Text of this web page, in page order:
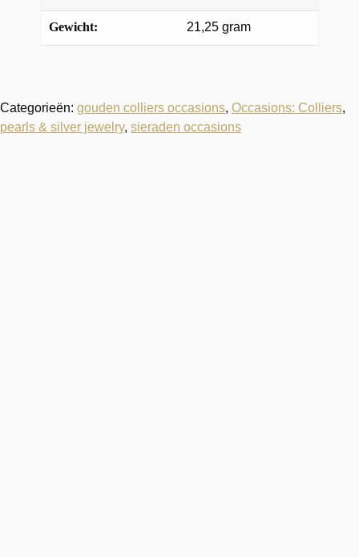
Gewicht: 21,25 gram
Categorieën: gouden colliers occasions, Occasions: Colliers,
pearls & silver jewelry, sieraden occasions